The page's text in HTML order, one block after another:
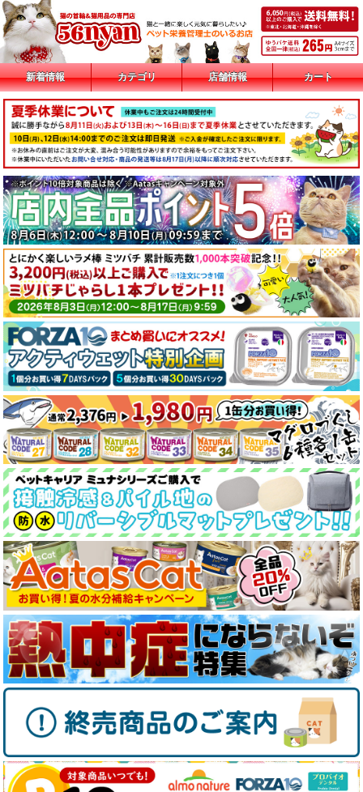
新着情報 カテゴリ 店舗情報 カート